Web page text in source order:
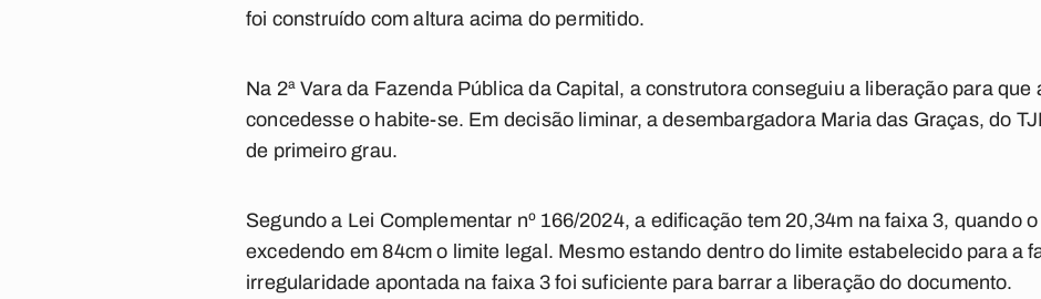
foi construído com altura acima do permitido.
Na 2ª Vara da Fazenda Pública da Capital, a construtora conseguiu a liberação para que
concedesse o habite-se. Em decisão liminar, a desembargadora Maria das Graças, do
de primeiro grau.
Segundo a Lei Complementar nº 166/2024, a edificação tem 20,34m na faixa 3, quando
excedendo em 84cm o limite legal. Mesmo estando dentro do limite estabelecido para a
irregularidade apontada na faixa 3 foi suficiente para barrar a liberação do documento.